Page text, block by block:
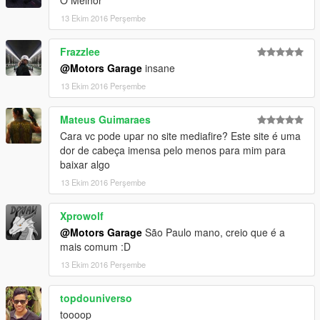
link original de download!
Peço com muita educação que respeite o trabalho dos outros.
********************BRAZIL********************
13 Ekim 2016 Perşembe
Frazzlee
@Motors Garage insane
13 Ekim 2016 Perşembe
Mateus Guimaraes
Cara vc pode upar no site mediafire? Este site é uma
dor de cabeça imensa pelo menos para mim para
baixar algo
13 Ekim 2016 Perşembe
Xprowolf
@Motors Garage São Paulo mano, creio que é a
mais comum :D
13 Ekim 2016 Perşembe
topdouniverso
toooop